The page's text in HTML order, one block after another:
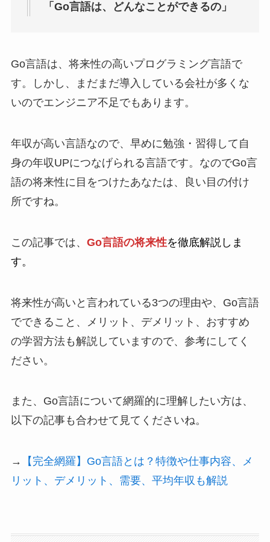
「Go言語は、どんなことができるの」
Go言語は、将来性の高いプログラミング言語で
す。しかし、まだまだ導入している会社が多くな
いのでエンジニア不足でもあります。
年収が高い言語なので、早めに勉強・習得して自
身の年収UPにつなげられる言語です。なのでGo言
語の将来性に目をつけたあなたは、良い目の付け
所ですね。
この記事では、 Go言語の将来性を徹底解説しま
す。
将来性が高いと言われている3つの理由や、Go言語
でできること、メリット、デメリット、おすすめ
の学習方法も解説していますので、参考にしてく
ださい。
また、Go言語について網羅的に理解したい方は、
以下の記事も合わせて見てくださいね。
→
【完全網羅】Go言語とは？特徴や仕事内容、メ
リット、デメリット、需要、平均年収も解説